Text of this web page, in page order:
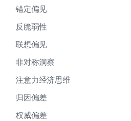
锚定偏见
反脆弱性
联想偏见
非对称洞察
注意力经济思维
归因偏差
权威偏差